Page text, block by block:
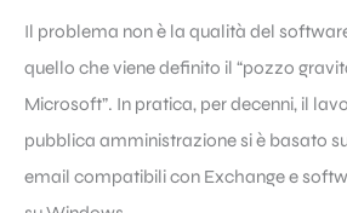
Il problema non è la qualità del
quello che viene definito il “pozzo
Microsoft”. In pratica, per decenni, il
pubblica amministrazione si è basato
email compatibili con Exchange e